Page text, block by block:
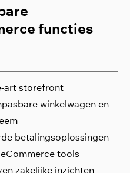
functies
art storefront
winkelwagen en
betalingsoplossingen
tools